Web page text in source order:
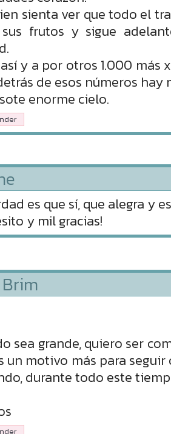
sienta ver que todo el
frutos y sigue
y a por otros 1.000 más
de esos números hay
enorme cielo.
es que sí, que alegra y
y mil gracias!
sea grande, quiero ser
un motivo más para
durante todo este